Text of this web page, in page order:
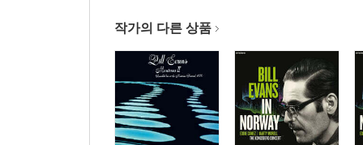
작가의 다른 상품